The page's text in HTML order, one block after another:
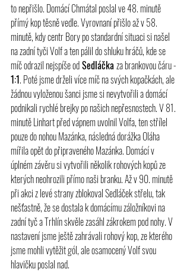
to nepřišlo. Domácí Chmátal poslal ve 48. minutě
přímý kop těsně vedle. Vyrovnaní přišlo až v 58.
minutě, kdy centr Bory po standardní situaci si našel
na zadní tyči Volf a ten pálil do shluku hráčů, kde se
míč odrazil nejspíše od Sedláčka za brankovou čáru -
1:1. Poté jsme drželi více míč na svých kopačkách, ale
žádnou vyloženou šanci jsme si nevytvořili a domácí
podnikali rychlé brejky po našich nepřesnostech. V 81.
minutě Linhart před vápnem uvolnil Volfa, ten střílel
pouze do nohou Mazánka, následná dorážka Oláha
mířila opět do připraveného Mazánka. Domácí v
úplném závěru si vytvořili několik rohových kopů ze
kterých neohrozili přímo naši branku. Až v 90. minutě
při akci z levé strany zblokoval Sedláček střelu, tak
nešťastně, že se dostala k domácímu záložníkovi na
zadní tyč a Trhlín skvěle zasáhl zákrokem pod nohy. V
nastavení jsme ještě zahrávali rohový kop, ze kterého
jsme mohli vytěžit gól, ale osamocený Volf svou
hlavičku poslal nad.